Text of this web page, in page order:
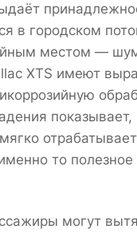
в городском
местом —
XTS имеют
то
могут